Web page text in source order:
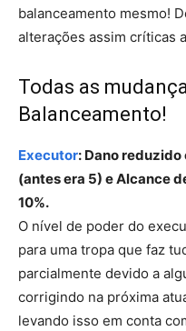
balanceamento mesmo!
alterações assim críticas
Todas as
Balanceamento!
Executor: Dano reduzido
(antes era 5) e Alcance
10%.
O nível de poder do
para uma tropa que faz
parcialmente devido a
corrigindo na próxima
levando isso em conta